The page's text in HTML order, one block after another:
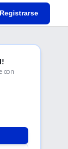
Registrarse
con